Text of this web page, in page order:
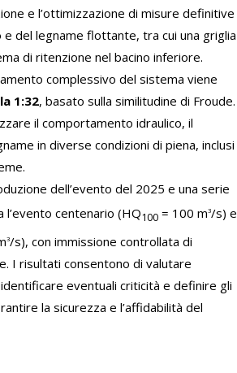
e l’ottimizzazione di misure definitive
del legname flottante, tra cui una griglia
di ritenzione nel bacino inferiore.
complessivo del sistema viene
1:32, basato sulla similitudine di Froude.
il comportamento idraulico, il
in diverse condizioni di piena, inclusi
dell’evento del 2025 e una serie
centenario (HQ100 = 100 m3/s) e
3/s), con immissione controllata di
I risultati consentono di valutare
eventuali criticità e definire gli
la sicurezza e l’affidabilità del